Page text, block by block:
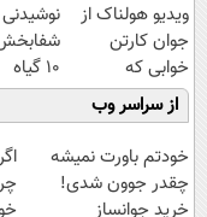
ویدیو هولناک از
جوان کارتن
خوابی که
میلیاردر شد.
آموزش رایگان
نوشیدنی
شفابخش
10 گیاه
امشب)
از سراسر وب
خودتم باورت نمیشه
چقدر جوون شدی!
خرید جوانساز